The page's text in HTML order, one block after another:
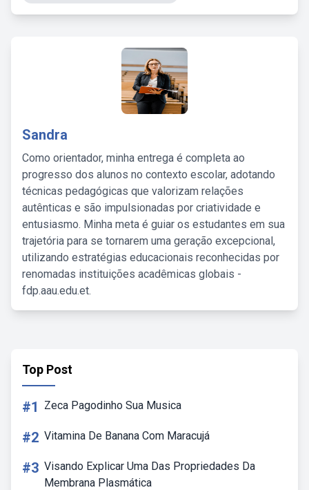
Sandra
Como orientador, minha entrega é completa ao
progresso dos alunos no contexto escolar, adotando
técnicas pedagógicas que valorizam relações
autênticas e são impulsionadas por criatividade e
entusiasmo. Minha meta é guiar os estudantes em sua
trajetória para se tornarem uma geração excepcional,
utilizando estratégias educacionais reconhecidas por
renomadas instituições acadêmicas globais -
fdp.aau.edu.et.
Top Post
#1 Zeca Pagodinho Sua Musica
#2 Vitamina De Banana Com Maracujá
#3 Visando Explicar Uma Das Propriedades Da
Membrana Plasmática